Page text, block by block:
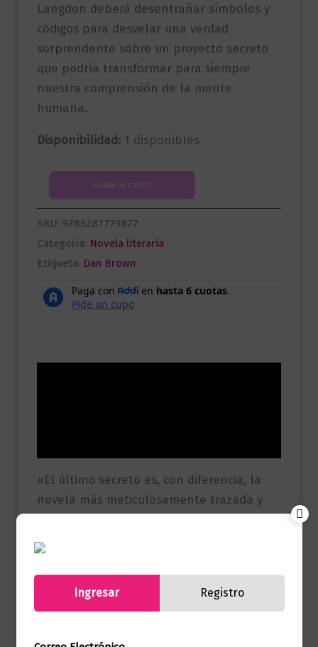
Langdon deberá desentrañar símbolos y
códigos para desvelar una verdad
sorprendente sobre un proyecto secreto
que podría transformar para siempre
nuestra comprensión de la mente
humana.
Disponibilidad: 1 disponibles
último
secreto
cantidad
Añadir al carrito
SKU: 9786287779877
Categoría: Novela literaria
Etiqueta: Dan Brown
«El último secreto es, con diferencia, la
novela más meticulosamente trazada y
también la más entretenida. Escribir esta
descubrimiento.» Dan Brown
(ISBN)
Ingresar Registro